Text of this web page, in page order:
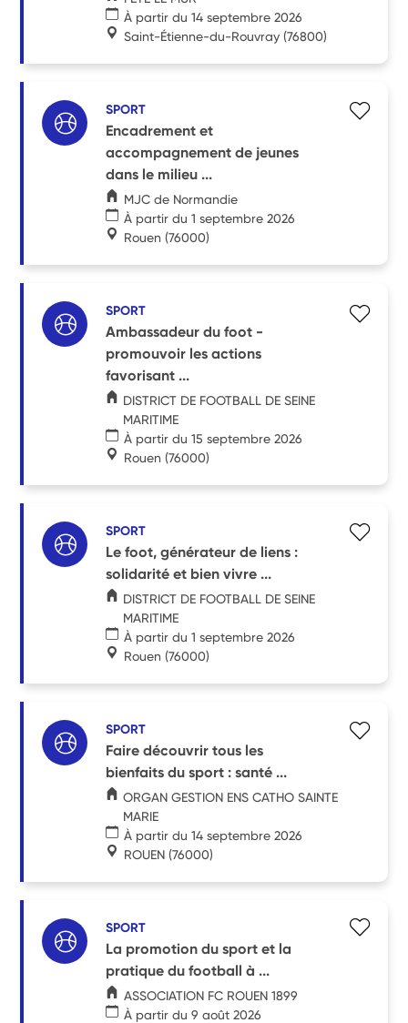
À partir du 14 septembre 2026
Saint-Étienne-du-Rouvray (76800)
SPORT
Encadrement et
accompagnement de jeunes
dans le milieu ...
MJC de Normandie
À partir du 1 septembre 2026
Rouen (76000)
SPORT
Ambassadeur du foot -
promouvoir les actions
favorisant ...
DISTRICT DE FOOTBALL DE SEINE
MARITIME
À partir du 15 septembre 2026
Rouen (76000)
SPORT
Le foot, générateur de liens :
solidarité et bien vivre ...
DISTRICT DE FOOTBALL DE SEINE
MARITIME
À partir du 1 septembre 2026
Rouen (76000)
SPORT
Faire découvrir tous les
bienfaits du sport : santé ...
ORGAN GESTION ENS CATHO SAINTE
MARIE
À partir du 14 septembre 2026
ROUEN (76000)
SPORT
La promotion du sport et la
pratique du football à ...
ASSOCIATION FC ROUEN 1899
À partir du 9 août 2026